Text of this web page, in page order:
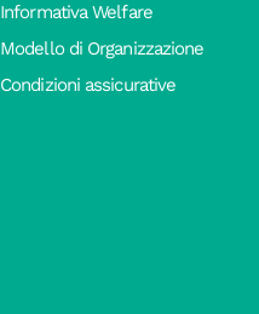
Informativa Welfare
Modello di Organizzazione
Condizioni assicurative